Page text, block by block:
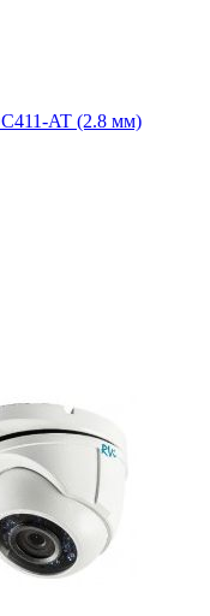
AT (2.8 мм)